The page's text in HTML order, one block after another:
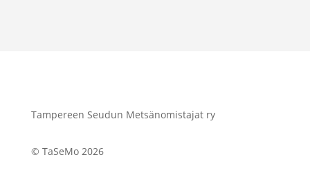
Tampereen Seudun Metsänomistajat ry
© TaSeMo 2026